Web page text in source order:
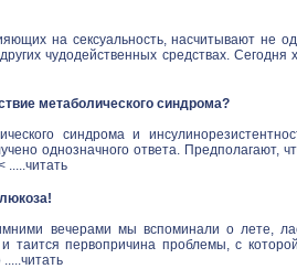
на сексуальность, насчитывают не
чудодейственных средствах.
метаболического синдрома?
синдрома и
однозначного ответа.
.....читать
вечерами мы вспоминали о лете,
и таится первопричина проблемы, с
.....читать